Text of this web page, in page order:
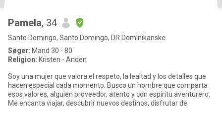
Pamela, 34
Santo Domingo, Santo Domingo, DR Dominikanske
Søger: Mand 30 - 80
Religion: Kristen - Anden
Soy una mujer que valora el respeto, la lealtad y los detalles que
hacen especial cada momento. Busco un hombre que comparta
esos valores, alguien proveedor, atento y con espíritu aventurero.
Me encanta viajar, descubrir nuevos destinos, disfrutar de